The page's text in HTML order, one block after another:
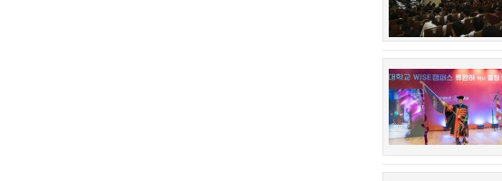
이사장 인사말